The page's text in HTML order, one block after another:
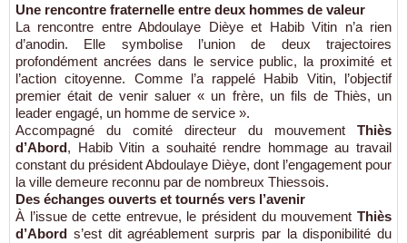
Une rencontre fraternelle entre deux hommes de valeur
La rencontre entre Abdoulaye Dièye et Habib Vitin n’a rien
d’anodin. Elle symbolise l’union de deux trajectoires
profondément ancrées dans le service public, la proximité et
l’action citoyenne. Comme l’a rappelé Habib Vitin, l’objectif
premier était de venir saluer « un frère, un fils de Thiès, un
leader engagé, un homme de service ».
Accompagné du comité directeur du mouvement Thiès
d’Abord, Habib Vitin a souhaité rendre hommage au travail
constant du président Abdoulaye Dièye, dont l’engagement pour
la ville demeure reconnu par de nombreux Thiessois.
Des échanges ouverts et tournés vers l’avenir
À l’issue de cette entrevue, le président du mouvement Thiès
d’Abord s’est dit agréablement surpris par la disponibilité du